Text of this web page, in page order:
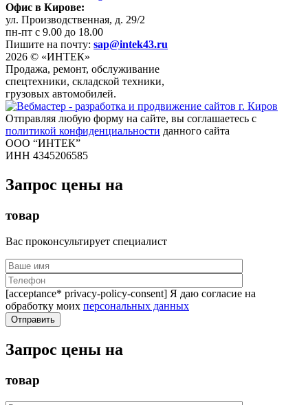
Офис в Кирове:
ул. Производственная, д. 29/2
пн-пт с 9.00 до 18.00
Пишите на почту: sap@intek43.ru
2026 © «ИНТЕК»
Продажа, ремонт, обслуживание
спецтехники, складской техники,
грузовых автомобилей.
Отправляя любую форму на сайте, вы соглашаетесь с
политикой конфиденциальности данного сайта
ООО “ИНТЕК”
ИНН 4345206585
Запрос цены на
товар
Вас проконсультирует специалист
[acceptance* privacy-policy-consent] Я даю согласие на
обработку моих персональных данных
Запрос цены на
товар